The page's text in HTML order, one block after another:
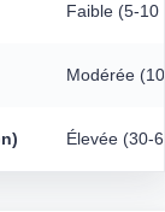
Faible (5-10
Modérée
Élevée (30-